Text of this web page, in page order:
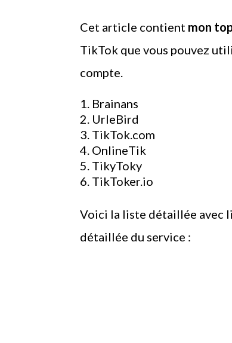
Cet article contient mon
TikTok que vous pouvez
compte.
Brainans
UrleBird
TikTok.com
OnlineTik
TikyToky
TikToker.io
Voici la liste détaillée avec
détaillée du service :